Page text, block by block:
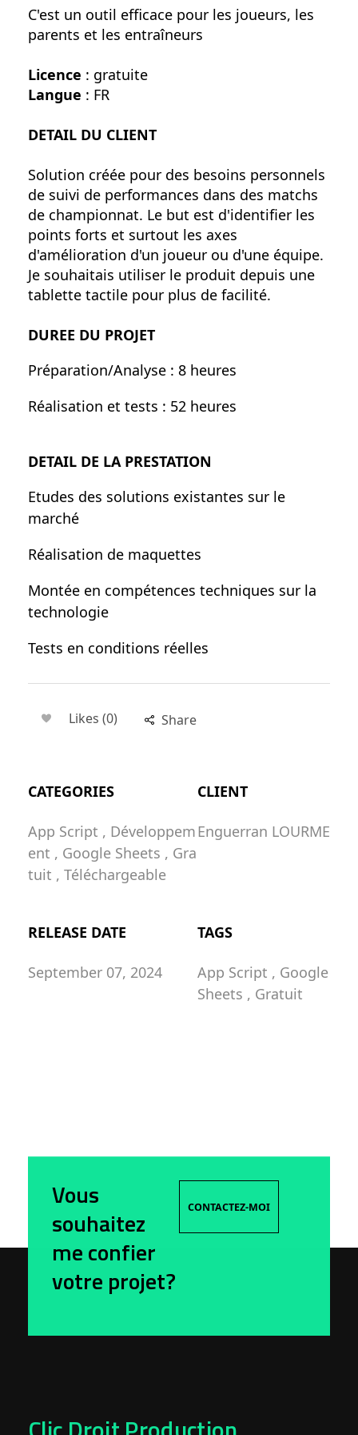
C'est un outil efficace pour les joueurs, les
parents et les entraîneurs
Licence : gratuite
Langue : FR
DETAIL DU CLIENT
Solution créée pour des besoins personnels
de suivi de performances dans des matchs
de championnat. Le but est d'identifier les
points forts et surtout les axes
d'amélioration d'un joueur ou d'une équipe.
Je souhaitais utiliser le produit depuis une
tablette tactile pour plus de facilité.
DUREE DU PROJET
Préparation/Analyse : 8 heures
Réalisation et tests : 52 heures
DETAIL DE LA PRESTATION
Etudes des solutions existantes sur le
marché
Réalisation de maquettes
Montée en compétences techniques sur la
technologie
Tests en conditions réelles
Likes (0) Share
CATEGORIES
App Script
Développem
ent
Google Sheets
Gra
tuit
Téléchargeable
TAGS
App Script
Google
Sheets
Gratuit
CLIENT
Enguerran LOURME
RELEASE DATE
September 07, 2024
Vous
souhaitez
me confier
votre projet?
CONTACTEZ-MOI